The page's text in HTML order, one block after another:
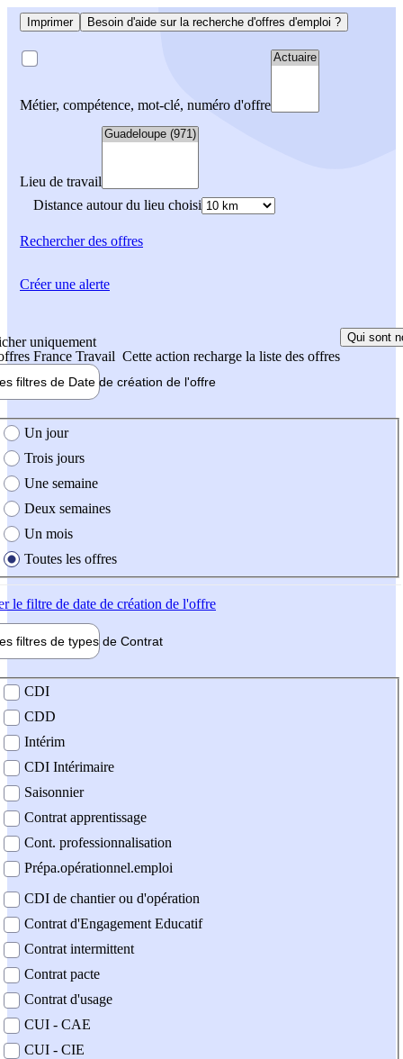
Imprimer Besoin d'aide sur la recherche d'offres d'emploi ?
Métier, compétence, mot-clé, numéro d'offre
Lieu de travail
Distance autour du lieu choisi
Rechercherdes offres
uniquement
France Travail Cette action recharge la liste des offres
Qui sont
filtres de Date de création de l'offre
création de l'offre
Un jour
Trois jours
Une semaine
Deux semaines
Un mois
Toutes les offres
le filtre de date de création de l'offre
filtres de types de Contrat
contrat
CDI
CDD
Intérim
CDI Intérimaire
Saisonnier
Contrat apprentissage
Cont. professionnalisation
Prépa.opérationnel.emploi
CDI de chantier ou d'opération
Contrat d'Engagement Educatif
Contrat intermittent
Contrat pacte
Contrat d'usage
CUI - CAE
CUI - CIE
Créer une alerte